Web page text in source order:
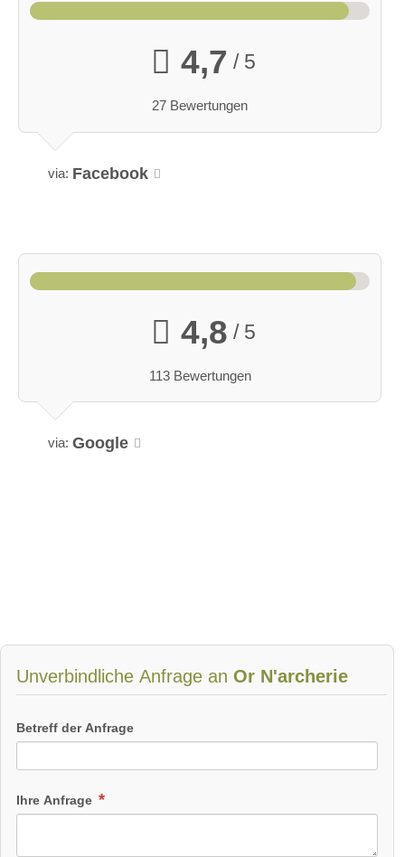
4,7 / 5
27 Bewertungen
via: Facebook
4,8 / 5
113 Bewertungen
via: Google
Unverbindliche Anfrage an Or N'archerie
Betreff der Anfrage
Ihre Anfrage